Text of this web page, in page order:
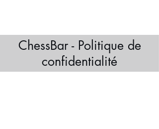
ChessBar - Politique de
confidentialité